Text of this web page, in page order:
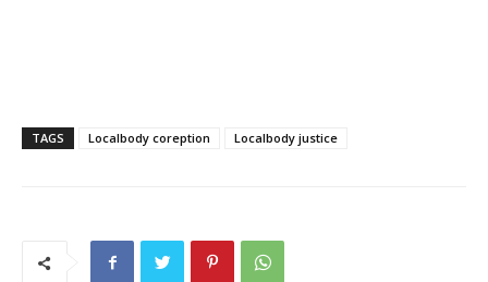
TAGS Localbody coreption Localbody justice